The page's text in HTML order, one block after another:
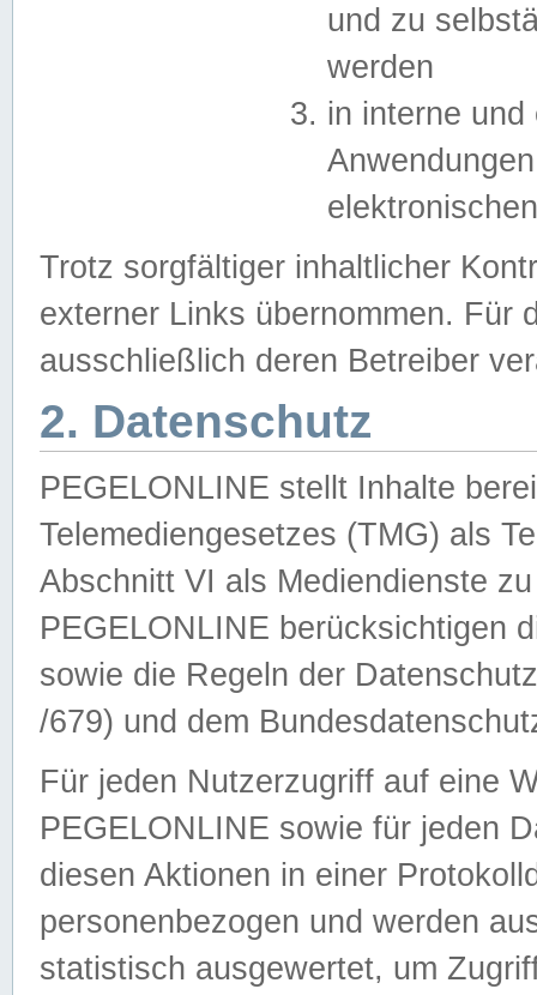
und zu
werden
in interne
Trotz sorgfältiger inhaltlicher
externer Links übernommen. Für
ausschließlich deren Betreiber
2. Datenschutz
PEGELONLINE stellt Inhalte
Telemediengesetzes (TMG) als
Abschnitt VI als Mediendienste
PEGELONLINE berücksichtigen
sowie die Regeln der
/679) und dem
Für jeden Nutzerzugriff auf eine
PEGELONLINE sowie für jeden
diesen Aktionen in einer
personenbezogen und werden
statistisch ausgewertet, um